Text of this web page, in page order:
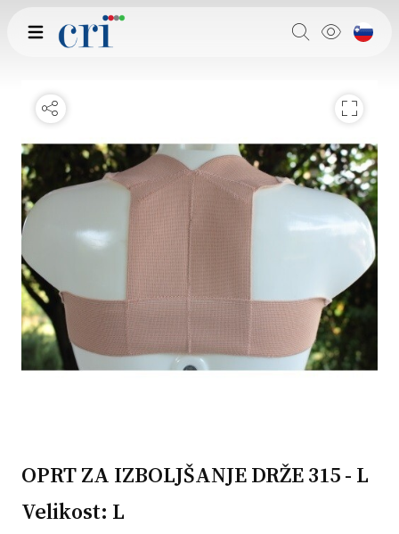
OPRT ZA IZBOLJŠANJE DRŽE 315 - L
Velikost: L